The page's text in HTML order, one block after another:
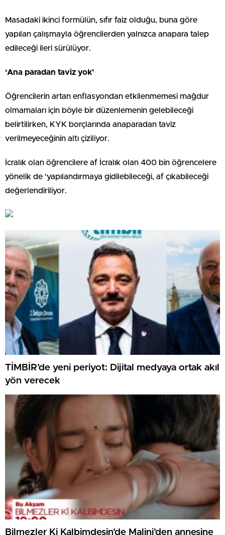
Masadaki ikinci formülün, sıfır faiz olduğu, buna göre
yapılan çalışmayla öğrencilerden yalnızca anapara talep
edileceği ileri sürülüyor.
‘Ana paradan taviz yok’
Öğrencilerin artan enflasyondan etkilenmemesi mağdur
olmamaları için böyle bir düzenlemenin gelebileceği
belirtilirken, KYK borçlarında anaparadan taviz
verilmeyeceğinin altı çiziliyor.
İcralık olan öğrencilere af İcralık olan 400 bin öğrencelere
yönelik de ‘yapılandırmaya gidilebileceği, af çıkabileceği
değerlendiriliyor.
TİMBİR’de yeni periyot: Dijital medyaya ortak akıl
yön verecek
Bilmezler Ki Kalbimdesin’de Malini’den annesine